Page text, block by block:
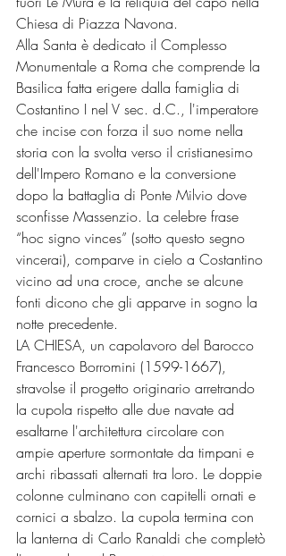
Chiesa di Piazza Navona.
Alla Santa è dedicato il Complesso
Monumentale a Roma che comprende la
Basilica fatta erigere dalla famiglia di
Costantino I nel V sec. d.C., l'imperatore
che incise con forza il suo nome nella
storia con la svolta verso il cristianesimo
dell'Impero Romano e la conversione
dopo la battaglia di Ponte Milvio dove
sconfisse Massenzio. La celebre frase
“hoc signo vinces” (sotto questo segno
vincerai), comparve in cielo a Costantino
vicino ad una croce, anche se alcune
fonti dicono che gli apparve in sogno la
notte precedente.
LA CHIESA, un capolavoro del Barocco
Francesco Borromini (1599-1667),
stravolse il progetto originario arretrando
la cupola rispetto alle due navate ad
esaltarne l'architettura circolare con
ampie aperture sormontate da timpani e
archi ribassati alternati tra loro. Le doppie
colonne culminano con capitelli ornati e
cornici a sbalzo. La cupola termina con
la lanterna di Carlo Ranaldi che completò